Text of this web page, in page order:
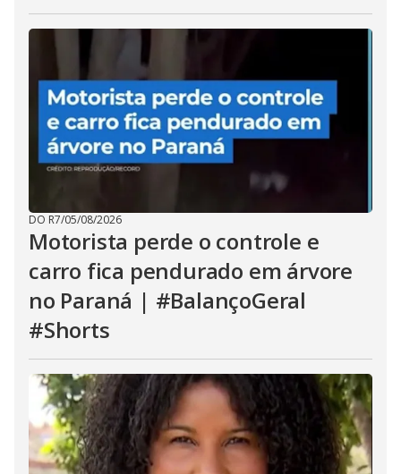
DO R7/05/08/2026
Motorista perde o controle e
carro fica pendurado em árvore
no Paraná | #BalançoGeral
#Shorts